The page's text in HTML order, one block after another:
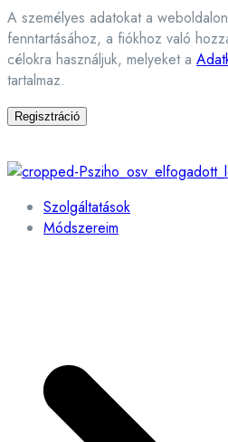
A személyes adatokat a
fenntartásához, a fiókhoz való
célokra használjuk, melyeket a
tartalmaz.
Regisztráció
Szolgáltatások
Módszereim